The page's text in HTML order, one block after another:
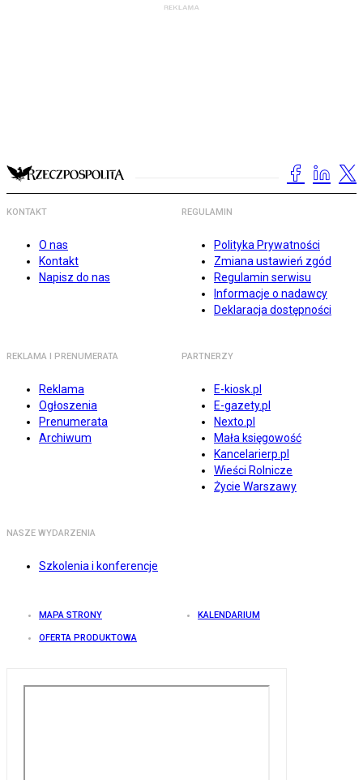
KONTAKT
O nas
Kontakt
Napisz do nas
REGULAMIN
Polityka Prywatności
Zmiana ustawień zgód
Regulamin serwisu
Informacje o nadawcy
Deklaracja dostępności
REKLAMA I PRENUMERATA
Reklama
Ogłoszenia
Prenumerata
Archiwum
PARTNERZY
E-kiosk.pl
E-gazety.pl
Nexto.pl
Mała księgowość
Kancelarierp.pl
Wieści Rolnicze
Życie Warszawy
NASZE WYDARZENIA
Szkolenia i konferencje
MAPA STRONY KALENDARIUM
OFERTA PRODUKTOWA